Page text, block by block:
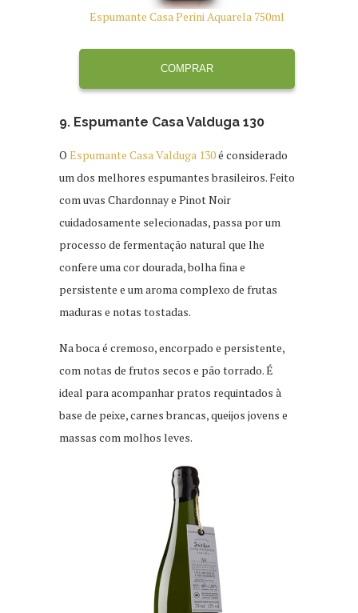
Espumante Casa Perini Aquarela 750ml
COMPRAR
9. Espumante Casa Valduga 130
O Espumante Casa Valduga 130é considerado
um dos melhores espumantes brasileiros. Feito
com uvas Chardonnay e Pinot Noir
cuidadosamente selecionadas, passa por um
processo de fermentação natural que lhe
confere uma cor dourada, bolha fina e
persistente e um aroma complexo de frutas
maduras e notas tostadas.
Na boca é cremoso, encorpado e persistente,
com notas de frutos secos e pão torrado. É
ideal para acompanhar pratos requintados à
base de peixe, carnes brancas, queijos jovens e
massas com molhos leves.